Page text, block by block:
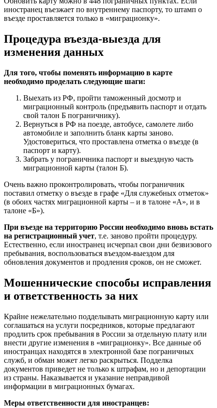
иностранец въезжает по внутреннему паспорту, то штамп о
въезде проставляется только в «миграционку».
Процедура въезда-выезда для
изменения данных
Для того, чтобы поменять информацию в карте
необходимо проделать следующие шаги:
Выехать из РФ, пройти таможенный досмотр и
миграционный контроль (предъявить паспорт и отдать
свой талон Б пограничнику).
Вернуться в РФ на поезде, автобусе, самолете либо
автомобиле и заполнить бланк карты заново.
Удостовериться, что проставлена отметка о въезде (в
паспорт и карту).
Забрать у пограничника паспорт и выездную часть
миграционной карты (талон Б).
Очень важно проконтролировать, чтобы пограничник
поставил отметку о въезде в графе «Для служебных отметок»
(в обоих частях миграционной карты – и в талоне «А», и в
талоне «Б»).
При въезде на территорию России необходимо вновь встать
на регистрационный учет, т.е. заново пройти процедуру.
Естественно, если иностранец исчерпал свои дни безвизового
пребывания, воспользоваться въездом-выездом для
обновления документов и продления сроков, он не сможет.
Мошеннические способы исправления
и ответственность за них
Крайне нежелательно подделывать миграционную карту или
соглашаться на услуги посредников, которые предлагают
продлить срок пребывания в России за отдельную плату или
внести другие изменения в «миграционку». Все данные об
иностранцах находятся в электронной базе пограничных
служб, и обман может легко раскрыться. Подделка
документов приведет не только к штрафам, но и депортации
из страны. Наказывается и указание неправдивой
информации в миграционных бумагах.
Меры ответственности для иностранцев: